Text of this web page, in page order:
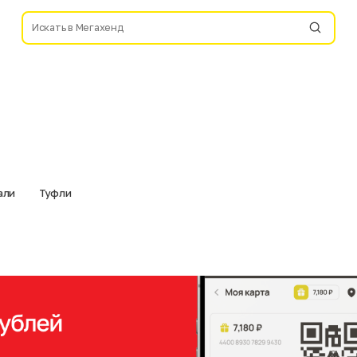
Туфли